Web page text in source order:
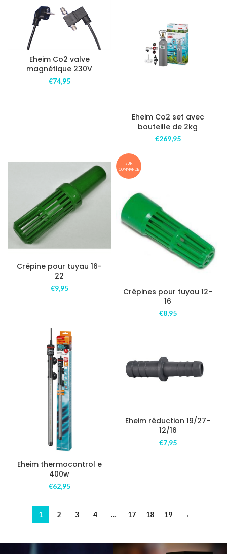
Eheim Co2 valve
magnétique 230V
€74,95
Eheim Co2 set avec
bouteille de 2kg
€269,95
Crépine pour tuyau 16-
22
€9,95
SUR
COMMANDE
Crépines pour tuyau 12-
16
€8,95
Eheim thermocontrol e
400w
€62,95
Eheim réduction 19/27-
12/16
€7,95
1 2 3 4 … 17 18 19 →